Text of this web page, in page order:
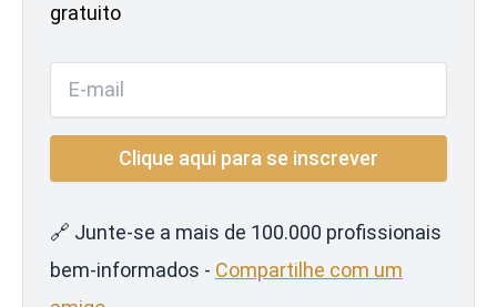
gratuito
🔗 Junte-se a mais de 100.000 profissionais
bem-informados - Compartilhe com um